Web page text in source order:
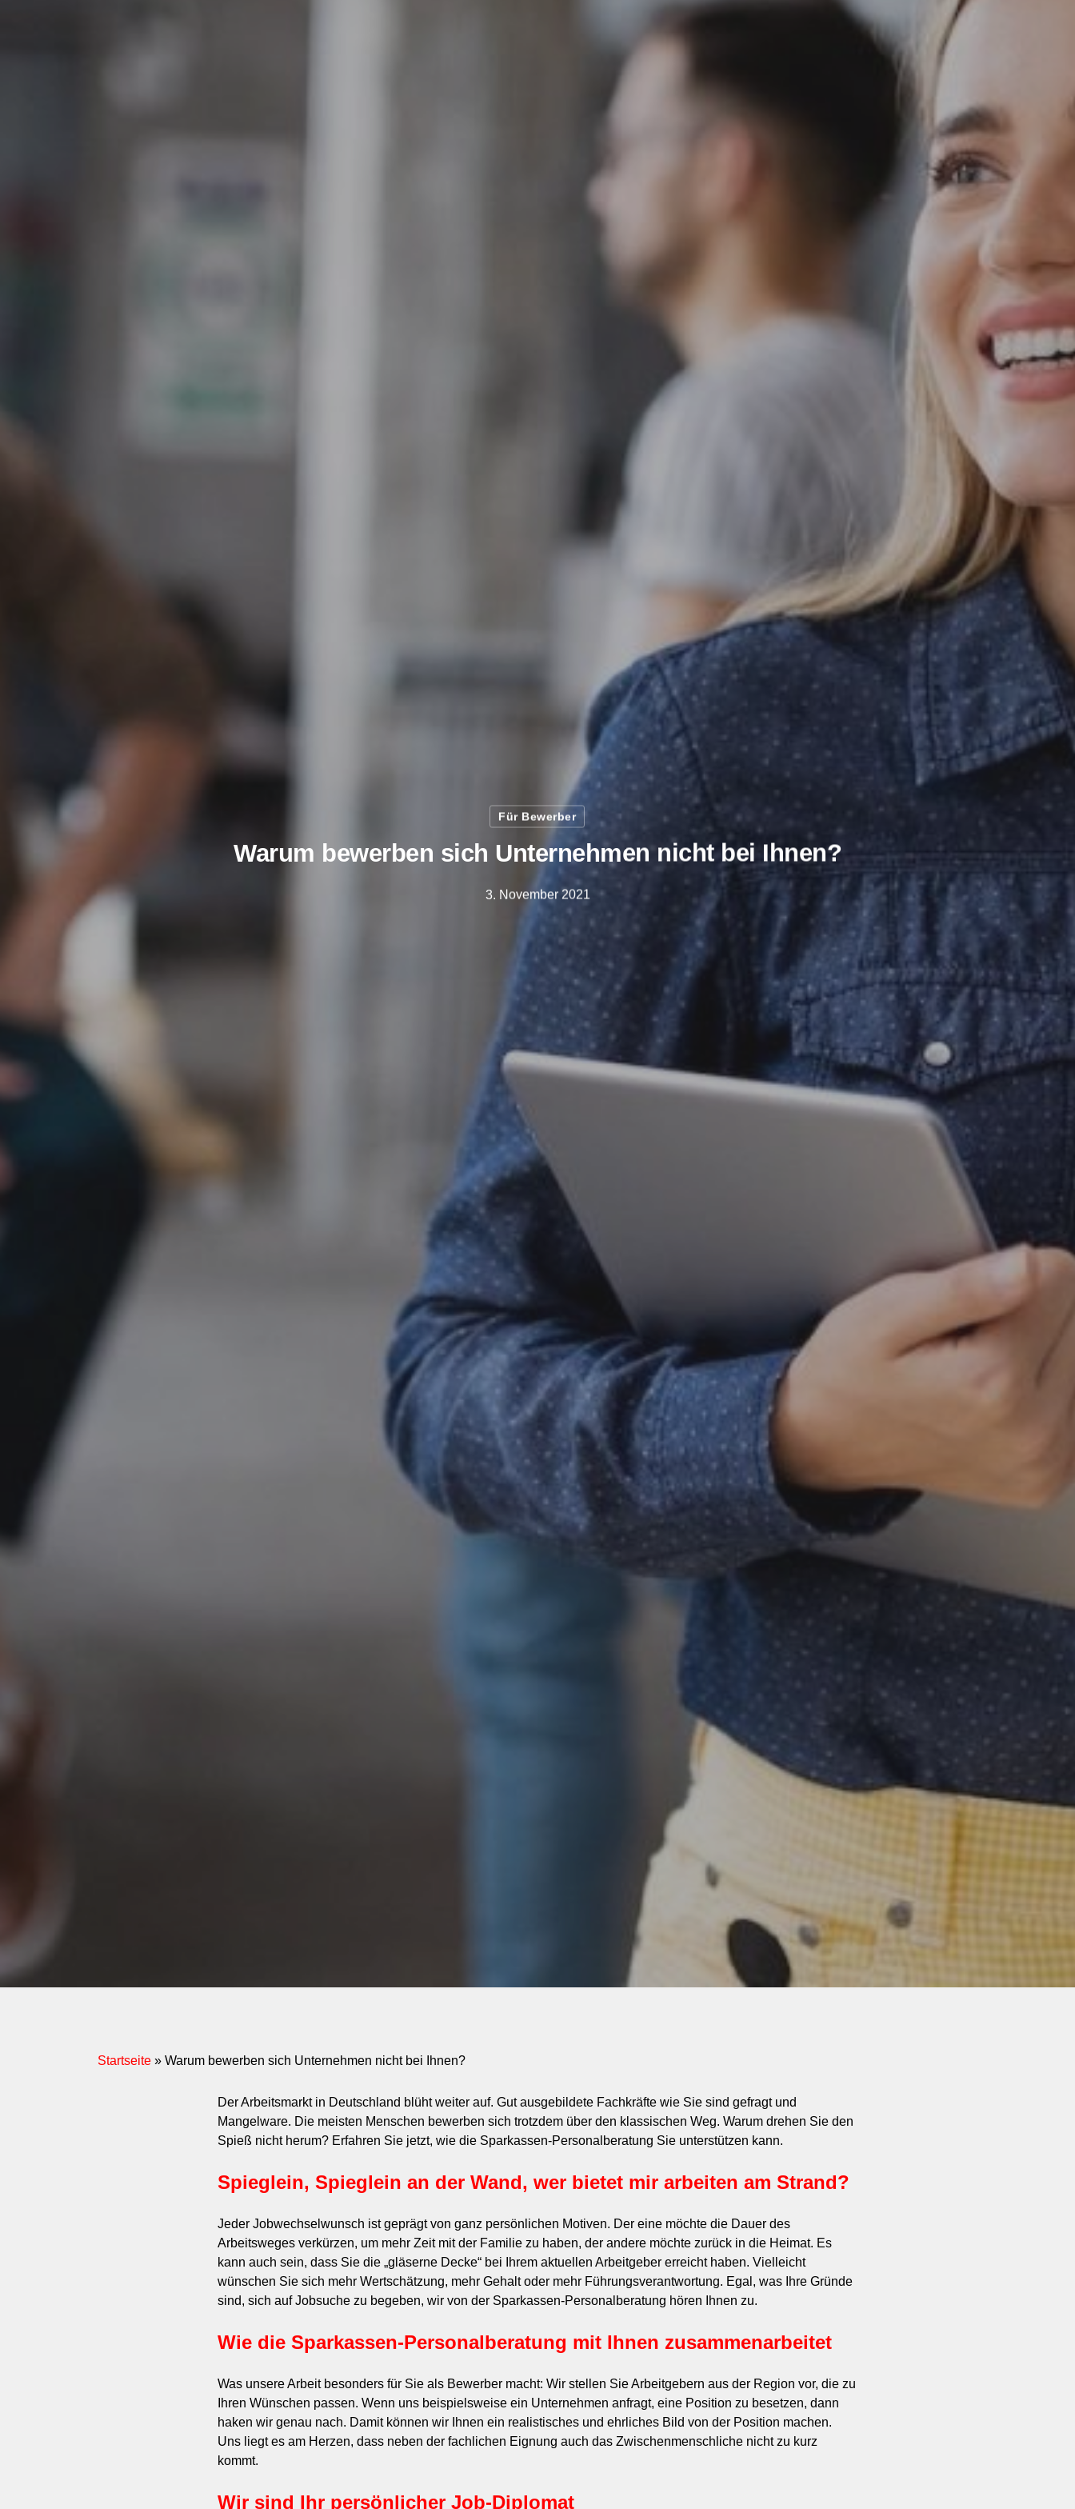
Für Bewerber
Warum bewerben sich Unternehmen nicht bei Ihnen?
3. November 2021
Startseite » Warum bewerben sich Unternehmen nicht bei Ihnen?
Der Arbeitsmarkt in Deutschland blüht weiter auf. Gut ausgebildete Fachkräfte wie Sie sind gefragt und
Mangelware. Die meisten Menschen bewerben sich trotzdem über den klassischen Weg. Warum drehen Sie den
Spieß nicht herum? Erfahren Sie jetzt, wie die Sparkassen-Personalberatung Sie unterstützen kann.
Spieglein, Spieglein an der Wand, wer bietet mir arbeiten am Strand?
Jeder Jobwechselwunsch ist geprägt von ganz persönlichen Motiven. Der eine möchte die Dauer des
Arbeitsweges verkürzen, um mehr Zeit mit der Familie zu haben, der andere möchte zurück in die Heimat. Es
kann auch sein, dass Sie die „gläserne Decke“ bei Ihrem aktuellen Arbeitgeber erreicht haben. Vielleicht
wünschen Sie sich mehr Wertschätzung, mehr Gehalt oder mehr Führungsverantwortung. Egal, was Ihre Gründe
sind, sich auf Jobsuche zu begeben, wir von der Sparkassen-Personalberatung hören Ihnen zu.
Wie die Sparkassen-Personalberatung mit Ihnen zusammenarbeitet
Was unsere Arbeit besonders für Sie als Bewerber macht: Wir stellen Sie Arbeitgebern aus der Region vor, die zu
Ihren Wünschen passen. Wenn uns beispielsweise ein Unternehmen anfragt, eine Position zu besetzen, dann
haken wir genau nach. Damit können wir Ihnen ein realistisches und ehrliches Bild von der Position machen.
Uns liegt es am Herzen, dass neben der fachlichen Eignung auch das Zwischenmenschliche nicht zu kurz
kommt.
Wir sind Ihr persönlicher Job-Diplomat